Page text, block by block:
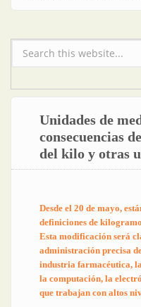
Formulario de búsqueda
Unidades de
consecuencias
del kilo y otras
Desde el 20 de mayo,
definiciones de
Esta modificación será
administración precisa
industria farmacéutica,
la computación, la
que trabajan con altos